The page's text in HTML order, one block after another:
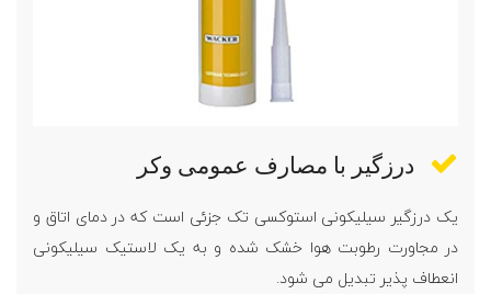
درزگیر با مصارف عمومی وکر
یک درزگیر سیلیکونی استوکسی تک جزئی است که در دمای اتاق و
در مجاورت رطوبت هوا خشک شده و به یک لاستیک سیلیکونی
انعطاف پذیر تبدیل می شود.